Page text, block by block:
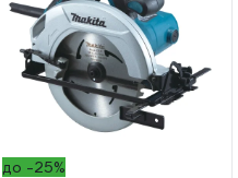
до -25%